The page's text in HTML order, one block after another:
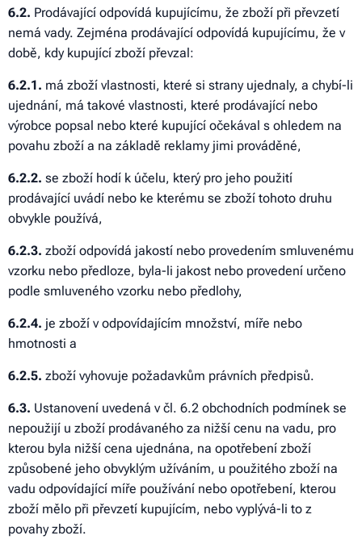
6.2. Prodávající odpovídá kupujícímu, že zboží při převzetí
nemá vady. Zejména prodávající odpovídá kupujícímu, že v
době, kdy kupující zboží převzal:
6.2.1. má zboží vlastnosti, které si strany ujednaly, a chybí-li
ujednání, má takové vlastnosti, které prodávající nebo
výrobce popsal nebo které kupující očekával s ohledem na
povahu zboží a na základě reklamy jimi prováděné,
6.2.2. se zboží hodí k účelu, který pro jeho použití
prodávající uvádí nebo ke kterému se zboží tohoto druhu
obvykle používá,
6.2.3. zboží odpovídá jakostí nebo provedením smluvenému
vzorku nebo předloze, byla-li jakost nebo provedení určeno
podle smluveného vzorku nebo předlohy,
6.2.4. je zboží v odpovídajícím množství, míře nebo
hmotnosti a
6.2.5. zboží vyhovuje požadavkům právních předpisů.
6.3. Ustanovení uvedená v čl. 6.2 obchodních podmínek se
nepoužijí u zboží prodávaného za nižší cenu na vadu, pro
kterou byla nižší cena ujednána, na opotřebení zboží
způsobené jeho obvyklým užíváním, u použitého zboží na
vadu odpovídající míře používání nebo opotřebení, kterou
zboží mělo při převzetí kupujícím, nebo vyplývá-li to z
povahy zboží.